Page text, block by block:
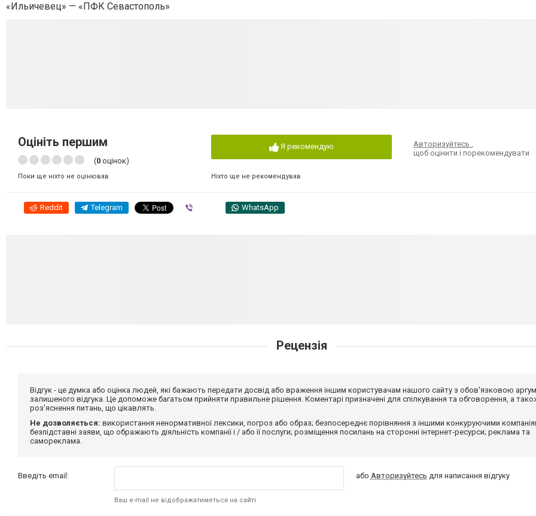
«Ильичевец» — «ПФК Севастополь»
Оцініть першим
(0 оцінок)
Поки ще ніхто не оцінював
Я рекомендую
Ніхто ще не рекомендував
Авторизуйтесь,
щоб оцінити і порекомендувати
Reddit Telegram WhatsApp
Рецензія
Відгук - це думка або оцінка людей, які бажають передати досвід або враження іншим користувачам нашого сайту з обов'язковою
залишеного відгука. Це допоможе багатьом прийняти правильне рішення. Коментарі призначені для спілкування та обговорення, а
роз'яснення питань, що цікавлять.
Не дозволяється: використання ненормативної лексики, погроз або образ; безпосереднє порівняння з іншими конкуруючими
безпідставні заяви, що ображають діяльність компанії і / або її послуги; розміщення посилань на сторонні інтернет-ресурси; реклама та
самореклама.
Введіть email:
Ваш e-mail не відображатиметься на сайті
або Авторизуйтесь для написання відгуку